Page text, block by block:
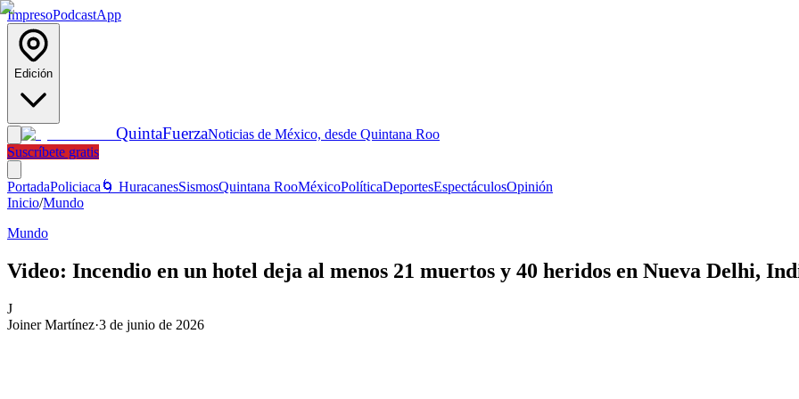
ImpresoPodcastApp
Edición
QuintaFuerzaNoticias de México, desde Quintana Roo
Suscríbete gratis
PortadaPoliciaca 🌀 HuracanesSismosQuintana RooMéxicoPolíticaDeportesEspectáculosOpinión
Inicio/Mundo
Mundo
Video: Incendio en un hotel deja al menos 21 muertos y 40 heridos en Nueva Delhi,
J
Joiner Martínez·3 de junio de 2026